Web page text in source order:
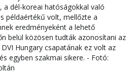
a dél-koreai hatóságokkal való
példaértékű volt, mellőzte a
eredményeként a lehető
belül közösen tudták azonosítani az
Hungary csapatának ez volt az
egyben szakmai sikere. - Fotó: